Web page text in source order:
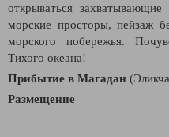
открываться
морские просторы, пейзаж
морского побережья.
Тихого океана!
Прибытие в Магадан
Размещение